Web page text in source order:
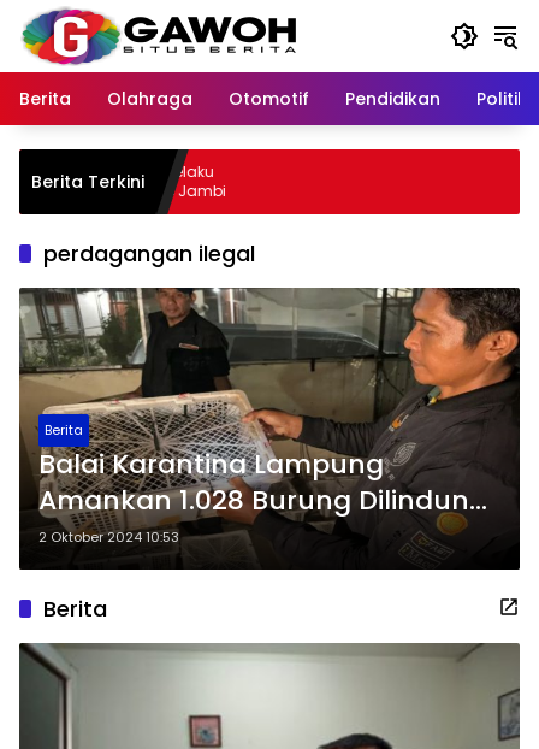
Langsung
konten
Berita
Olahraga Otomotif Pendidikan Politik
Berita Terkini
Kota Tangkap Pelaku
Kabur ke Jambi
perdagangan ilegal
Berita
Balai Karantina Lampung
Amankan 1.028 Burung Dilindungi
yang Dilalulintaskan Secara Ilegal
2 Oktober 2024 10:53
Berita